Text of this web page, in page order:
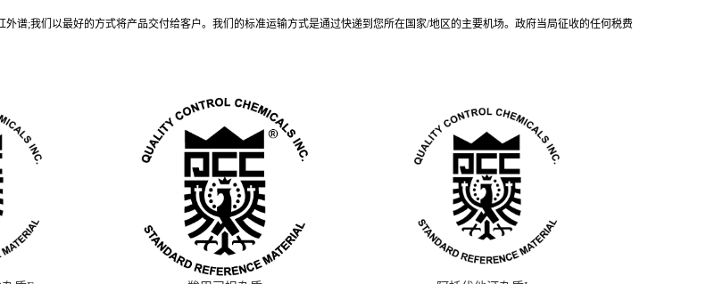
谱;我们以最好的方式将产品交付给客户。我们的标准运输方式是通过快递到您所在国家/地区的主要机场。政府当局征收的任何税费